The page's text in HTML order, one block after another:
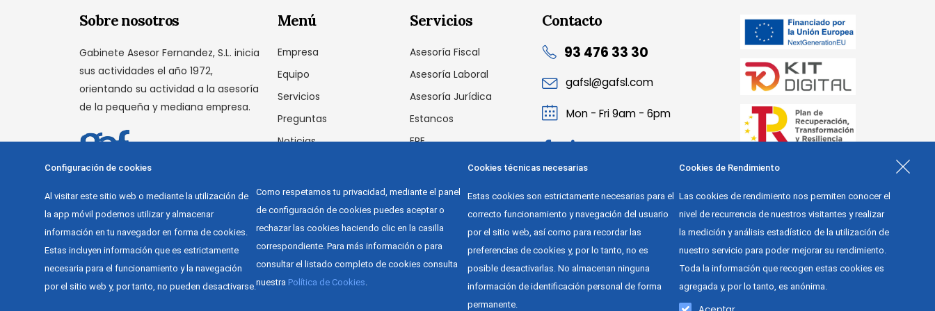
Sobre nosotros
Gabinete Asesor Fernandez, S.L. inicia
sus actividades el año 1972,
orientando su actividad a la asesoría
de la pequeña y mediana empresa.
Menú
Empresa
Equipo
Servicios
Preguntas
Noticias
Servicios
Asesoría Fiscal
Asesoría Laboral
Asesoría Jurídica
Estancos
ERE
Auditoria Laboral
Outsourcing
Contacto
93 476 33 30
gafsl@gafsl.com
Mon - Fri 9am - 6pm
Aviso Legal- Accesibilidad Diseño y desarrollo web
Configuración de cookies
Al visitar este sitio web o mediante la utilización de
la app móvil podemos utilizar y almacenar
información en tu navegador en forma de cookies.
Estas incluyen información que es estrictamente
necesaria para el funcionamiento y la navegación
por el sitio web y, por tanto, no pueden desactivarse.
Como respetamos tu privacidad, mediante el panel
de configuración de cookies puedes aceptar o
rechazar las cookies haciendo clic en la casilla
correspondiente. Para más información o para
consultar el listado completo de cookies consulta
nuestra Política de Cookies.
Cookies técnicas necesarias
Estas cookies son estrictamente necesarias para el
correcto funcionamiento y navegación del usuario
por el sitio web, así como para recordar las
preferencias de cookies y, por lo tanto, no es
posible desactivarlas. No almacenan ninguna
información de identificación personal de forma
permanente.
Cookies de Rendimiento
Las cookies de rendimiento nos permiten conocer el
nivel de recurrencia de nuestros visitantes y realizar
la medición y análisis estadístico de la utilización de
nuestro servicio para poder mejorar su rendimiento.
Toda la información que recogen estas cookies es
agregada y, por lo tanto, es anónima.